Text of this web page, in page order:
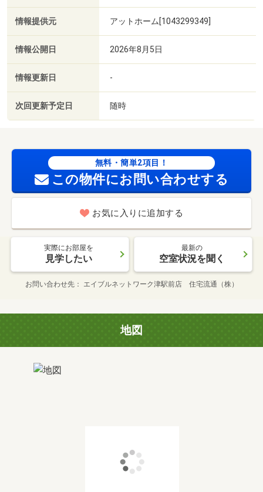
情報提供元 アットホーム[1043299349]
情報公開日 2026年8月5日
情報更新日 -
次回更新予定日 随時
無料・簡単2項目！
この物件にお問い合わせする
お気に入りに追加する
実際にお部屋を
見学したい
最新の
空室状況を聞く
お問い合わせ先 エイブルネットワーク津駅前店 住宅流通（株）
地図